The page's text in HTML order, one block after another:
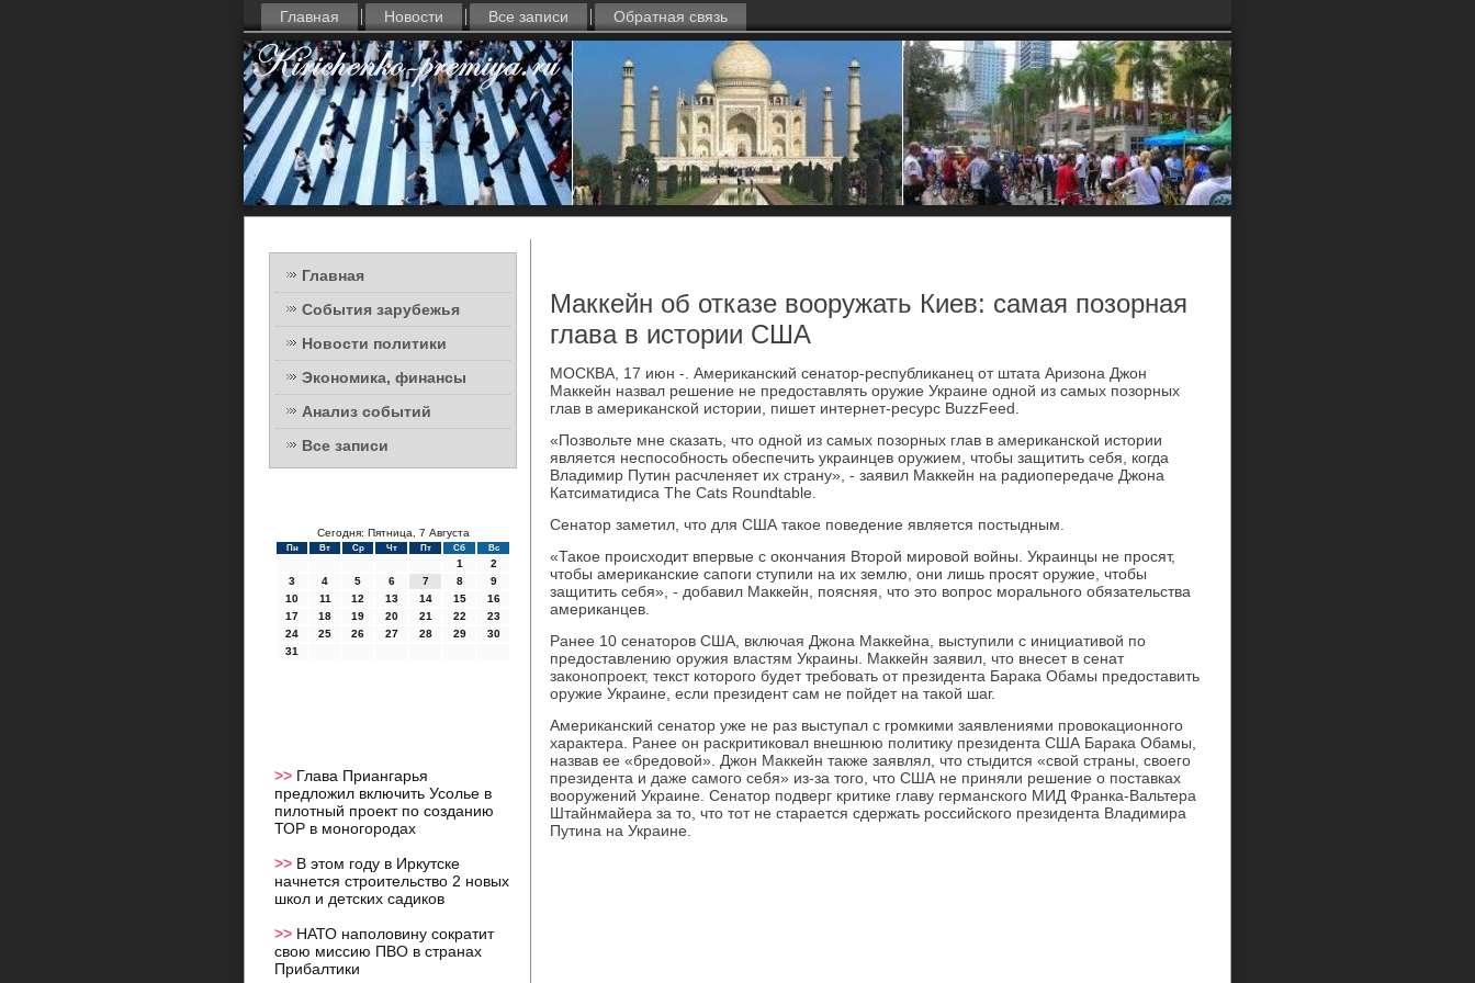
Главная Новости Все записи Обратная связь
Главная
События зарубежья
Новости политики
Экономика, финансы
Анализ событий
Все записи
Сегодня: Пятница, 7 Августа
Пн Вт Ср Чт Пт Сб Вс
1
2
3
4 5 6 7 8
9
10
11 12 13 14 15
16
17
18 19 20 21 22
23
24
25 26 27 28 29
30
31
>> Глава Приангарья
предложил включить Усолье в
пилотный проект по созданию
ТОР в моногородах
>> В этом году в Иркутске
начнется строительство 2 новых
школ и детских садиков
>> НАТО наполовину сократит
свою миссию ПВО в странах
Прибалтики
Маккейн об отказе вооружать Киев: самая позорная
глава в истории США
МОСКВА, 17 июн -. Американский сенатор-республиканец от штата Аризона Джон
Маккейн назвал решение не предоставлять оружие Украине одной из самых позорных
глав в американской истории, пишет интернет-ресурс BuzzFeed.
«Позвольте мне сказать, что одной из самых позорных глав в американской истории
является неспособность обеспечить украинцев оружием, чтобы защитить себя, когда
Владимир Путин расчленяет их страну», - заявил Маккейн на радиопередаче Джона
Катсиматидиса The Cats Roundtable.
Сенатор заметил, что для США такое поведение является постыдным.
«Такое происходит впервые с окончания Второй мировой войны. Украинцы не просят,
чтобы американские сапоги ступили на их землю, они лишь просят оружие, чтобы
защитить себя», - добавил Маккейн, поясняя, что это вопрос морального обязательства
американцев.
Ранее 10 сенаторов США, включая Джона Маккейна, выступили с инициативой по
предоставлению оружия властям Украины. Маккейн заявил, что внесет в сенат
законопроект, текст которого будет требовать от президента Барака Обамы предоставить
оружие Украине, если президент сам не пойдет на такой шаг.
Американский сенатор уже не раз выступал с громкими заявлениями провокационного
характера. Ранее он раскритиковал внешнюю политику президента США Барака Обамы,
назвав ее «бредовой». Джон Маккейн также заявлял, что стыдится «свой страны, своего
президента и даже самого себя» из-за того, что США не приняли решение о поставках
вооружений Украине. Сенатор подверг критике главу германского МИД Франка-Вальтера
Штайнмайера за то, что тот не старается сдержать российского президента Владимира
Путина на Украине.